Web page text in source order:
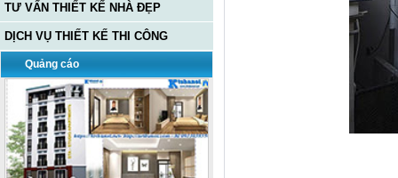
TƯ VẤN THIẾT KẾ NHÀ ĐẸP
DỊCH VỤ THIẾT KẾ THI CÔNG
Quảng cáo